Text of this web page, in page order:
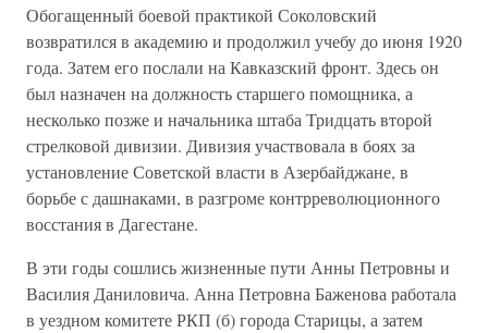
Обогащенный боевой практикой Соколовский
возвратился в академию и продолжил учебу до июня 1920
года. Затем его послали на Кавказский фронт. Здесь он
был назначен на должность старшего помощника, а
несколько позже и начальника штаба Тридцать второй
стрелковой дивизии. Дивизия участвовала в боях за
установление Советской власти в Азербайджане, в
борьбе с дашнаками, в разгроме контрреволюционного
восстания в Дагестане.
В эти годы сошлись жизненные пути Анны Петровны и
Василия Даниловича. Анна Петровна Баженова работала
в уездном комитете РКП (б) города Старицы, а затем